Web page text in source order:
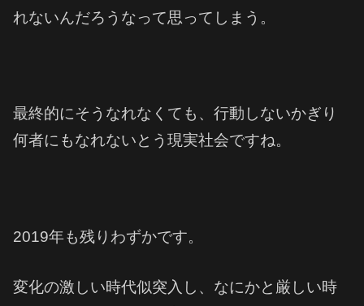
れないんだろうなって思ってしまう。
最終的にそうなれなくても、行動しないかぎり
何者にもなれないとう現実社会ですね。
2019年も残りわずかです。
変化の激しい時代似突入し、なにかと厳しい時